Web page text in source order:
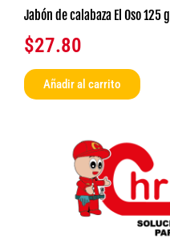
Jabón de calabaza El Oso 125 g
$27.80
Añadir al carrito